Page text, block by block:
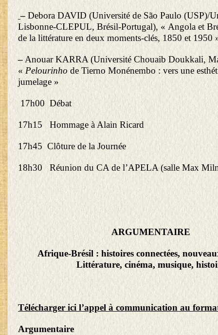
– Debora DAVID (Université de São Paulo (USP)/
Lisbonne-CLEPUL, Brésil-Portugal), « Angola et
de la littérature en deux moments-clés, 1850 et 1950
–Anouar KARRA (Université Chouaib Doukkali,
«Pelourinho de Tierno Monénembo : vers une
jumelage »
17h00 Débat
17h15 Hommage à Alain Ricard
17h45 Clôture de la Journée
18h30 Réunion du CA de l’APELA (salle Max
ARGUMENTAIRE
Afrique-Brésil : histoires connectées,
Littérature, cinéma, musique,
Télécharger ici l’appel à communication au
Argumentaire